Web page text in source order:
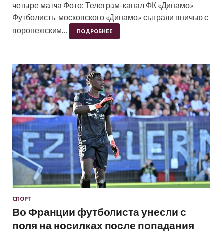
четыре матча Фото: Телеграм-канал ФК «Динамо»
Футболисты московского «Динамо» сыграли вничью с
воронежским…
ПОДРОБНЕЕ
СПОРТ
Во Франции футболиста унесли с
поля на носилках после попадания